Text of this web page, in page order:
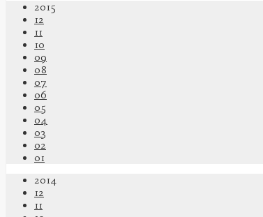
2015
12
11
10
09
08
07
06
05
04
03
02
01
2014
12
11